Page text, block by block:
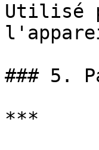
Utilisé
### 5.
***